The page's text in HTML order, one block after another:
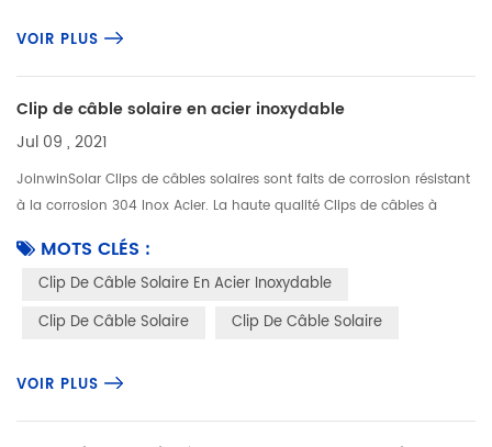
VOIR PLUS
Clip de câble solaire en acier inoxydable
Jul 09 , 2021
JoinwinSolar Clips de câbles solaires sont faits de corrosion résistant
à la corrosion 304 Inox Acier. La haute qualité Clips de câbles à
MOTS CLÉS :
Clip De Câble Solaire En Acier Inoxydable
Clip De Câble Solaire
Clip De Câble Solaire
VOIR PLUS